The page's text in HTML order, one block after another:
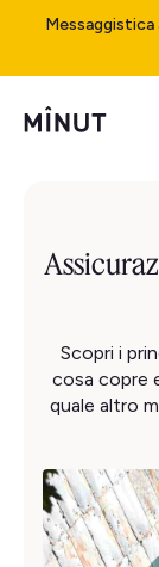
Scopri i
cosa copre
quale altro